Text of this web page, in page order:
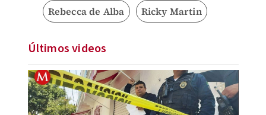
Rebecca de Alba Ricky Martin
Últimos videos